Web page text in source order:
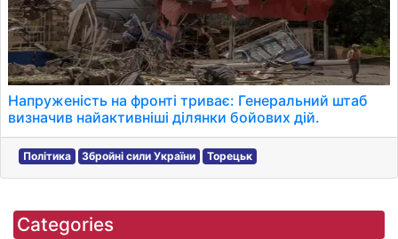
Напруженість на фронті триває: Генеральний штаб
визначив найактивніші ділянки бойових дій.
Політика Збройні сили України Торецьк
Categories